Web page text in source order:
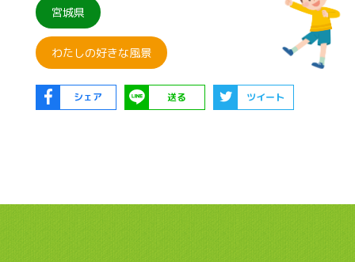
宮城県
わたしの好きな風景
シェア 送る ツイート